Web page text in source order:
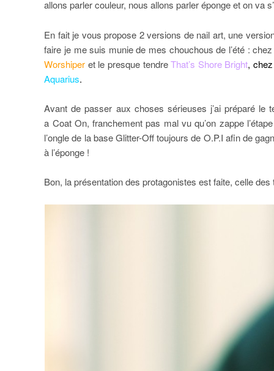
allons parler couleur, nous allons parler éponge et on va
En fait je vous propose 2 versions de nail art, une
faire je me suis munie de mes chouchous de l’été :
Worshiper et le presque tendreThat’s Shore Bright, chez
Aquarius.
Avant de passer aux choses sérieuses j’ai préparé
a Coat On, franchement pas mal vu qu’on zappe
l’ongle de la base Glitter-Off toujours de O.P.I afin de
à l’éponge !
Bon, la présentation des protagonistes est faite, celle